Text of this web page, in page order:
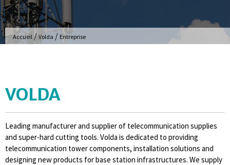
Accueil/ Volda / Entreprise
VOLDA
Leading manufacturer and supplier of telecommunication supplies
and super-hard cutting tools. Volda is dedicated to providing
telecommunication tower components, installation solutions and
designing new products for base station infrastructures. We supply